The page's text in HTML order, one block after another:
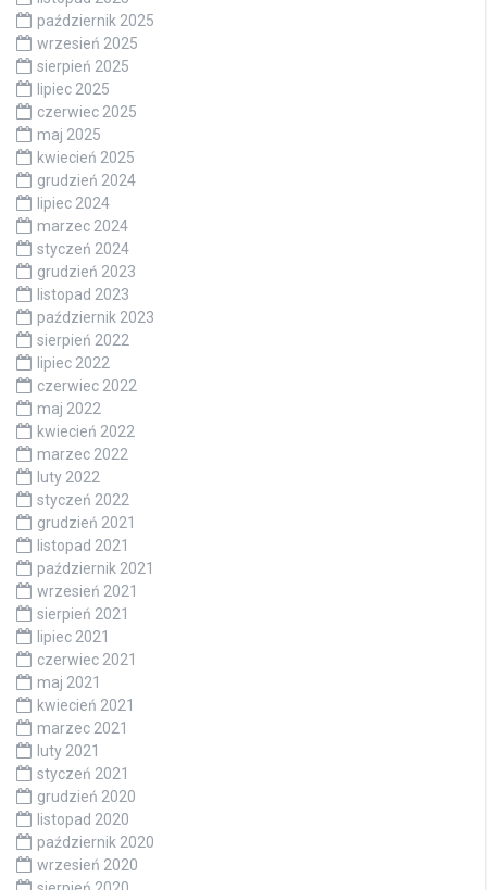
październik 2025
wrzesień 2025
sierpień 2025
lipiec 2025
czerwiec 2025
maj 2025
kwiecień 2025
grudzień 2024
lipiec 2024
marzec 2024
styczeń 2024
grudzień 2023
listopad 2023
październik 2023
sierpień 2022
lipiec 2022
czerwiec 2022
maj 2022
kwiecień 2022
marzec 2022
luty 2022
styczeń 2022
grudzień 2021
listopad 2021
październik 2021
wrzesień 2021
sierpień 2021
lipiec 2021
czerwiec 2021
maj 2021
kwiecień 2021
marzec 2021
luty 2021
styczeń 2021
grudzień 2020
listopad 2020
październik 2020
wrzesień 2020